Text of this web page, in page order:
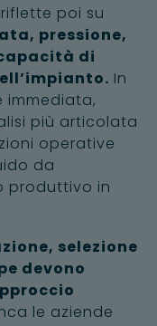
poi su
pressione,
di
In
immediata,
più articolata
operative
da
produttivo in
selezione
devono
le aziende